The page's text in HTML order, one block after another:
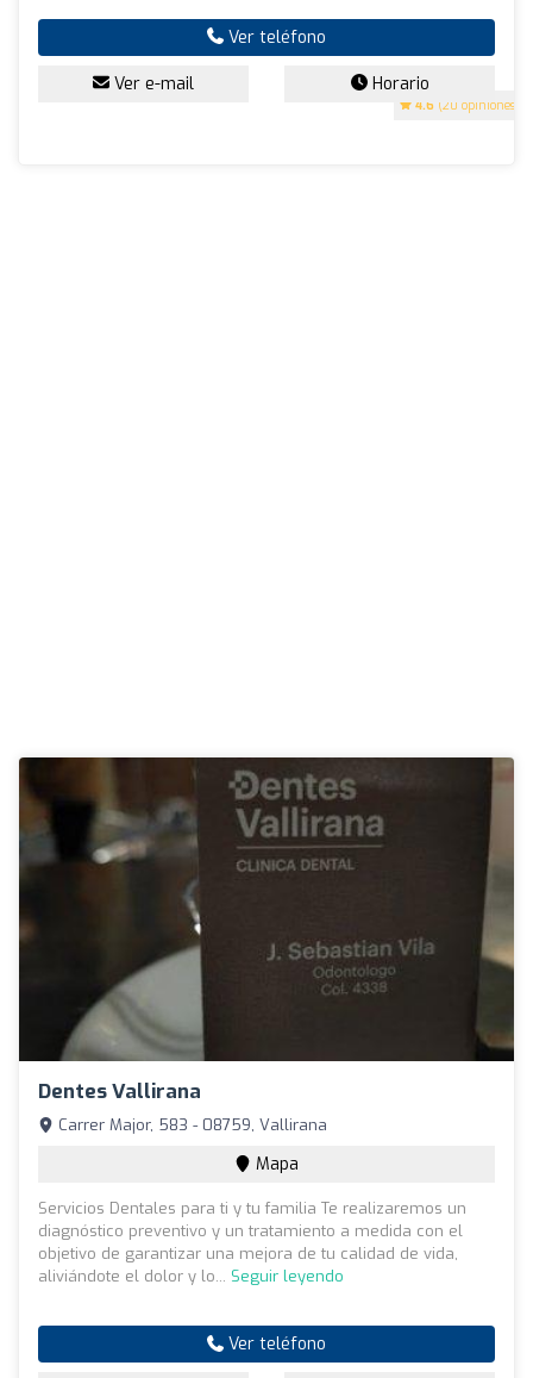
4.6 (20 opiniones)
Ver teléfono
Ver e-mail Horario
Dentes Vallirana
Carrer Major, 583 - 08759, Vallirana
Mapa
Servicios Dentales para ti y tu familia Te realizaremos un
diagnóstico preventivo y un tratamiento a medida con el
objetivo de garantizar una mejora de tu calidad de vida,
aliviándote el dolor y lo... Seguir leyendo
Ver teléfono